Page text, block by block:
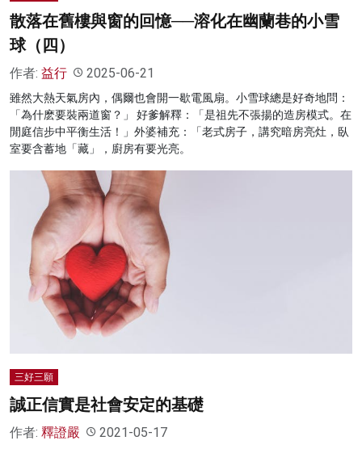
散落在舊樓與窗的回憶──溶化在幽蘭巷的小雪
球（四）
作者: 益行 2025-06-21
雖然大熱天氣房內，偶爾也會開一歇電風扇。小雪球總是好奇地問：
「為什麽要裝兩道窗？」 好爹解釋：「是祖先不張揚的造房模式。在
閒庭信步中平衡生活！」外婆補充：「老式房子，講究暗房亮灶，臥
室要含蓄地「藏」，廚房有要光亮。
三好三願
誠正信實是社會安定的基礎
作者: 釋證嚴 2021-05-17